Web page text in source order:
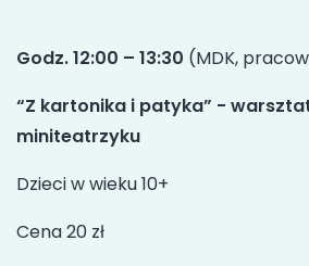
Godz. 12:00 – 13:30 (MDK,
“Z kartonika i patyka” -
miniteatrzyku
Dzieci w wieku 10+
Cena 20 zł